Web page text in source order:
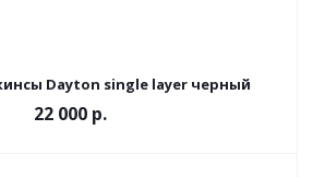
Dayton single layer черный
22 000 р.